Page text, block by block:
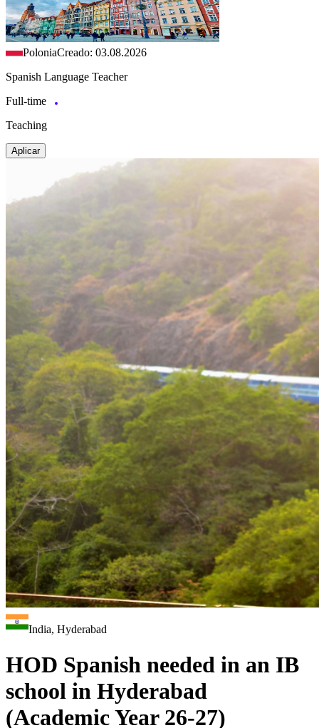
PoloniaCreado: 03.08.2026
Spanish Language Teacher
Full-time
Teaching
Aplicar
India, Hyderabad
HOD Spanish needed in an IB
school in Hyderabad
(Academic Year 26-27)